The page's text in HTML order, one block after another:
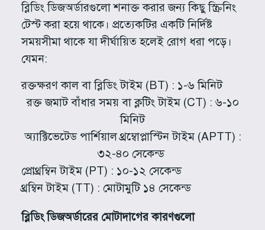
ব্লিডিং ডিজঅর্ডারগুলো শনাক্ত করার জন্য কিছু স্ক্রিনিং
টেস্ট করা হয়ে থাকে। প্রত্যেকটির একটি নির্দিষ্ট
সময়সীমা থাকে যা দীর্ঘায়িত হলেই রোগ ধরা পড়ে।
যেমন:
রক্তক্ষরণ কাল বা ব্লিডিং টাইম (BT) : ১-৬ মিনিট
রক্ত জমাট বাঁধার সময় বা ক্লটিং টাইম (CT) : ৬-১০
মিনিট
অ্যাক্টিভেটেড পার্শিয়াল থ্রম্বোপ্লাস্টিন টাইম (APTT) :
৩২-৪০ সেকেন্ড
প্রোথ্রম্বিন টাইম (PT) : ১০-১২ সেকেন্ড
থ্রম্বিন টাইম (TT) : মোটামুটি ১৪ সেকেন্ড
ব্লিডিং ডিজঅর্ডারের মোটাদাগের কারণগুলো